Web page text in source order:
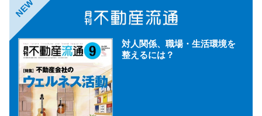
NEW
対人関係、職場・生活環境を
整えるには？